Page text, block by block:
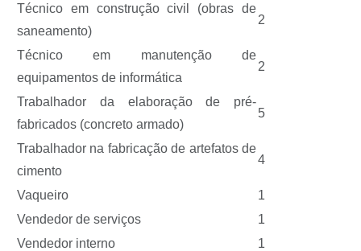
Técnico em construção civil (obras de
saneamento)
2
Técnico em manutenção de
equipamentos de informática
2
Trabalhador da elaboração de pré-
fabricados (concreto armado)
5
Trabalhador na fabricação de artefatos de
cimento
4
Vaqueiro
1
Vendedor de serviços
1
Vendedor interno
1